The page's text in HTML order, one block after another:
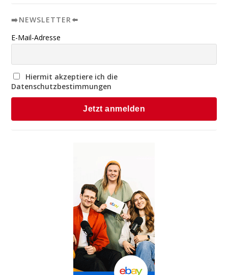
➡️NEWSLETTER⬅️
E-Mail-Adresse
Hiermit akzeptiere ich die
Datenschutzbestimmungen